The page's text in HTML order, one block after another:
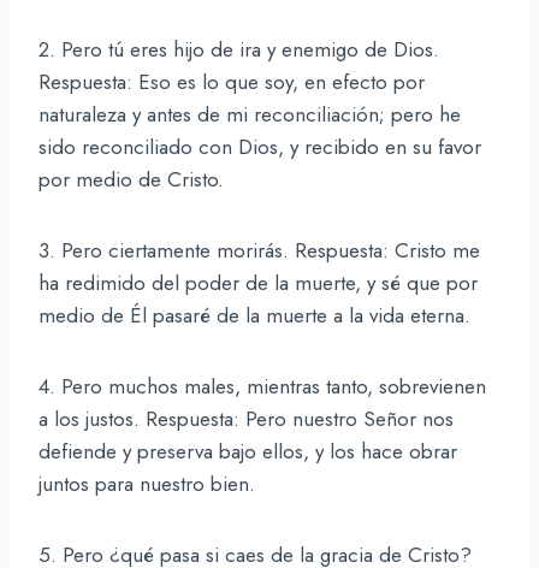
2. Pero tú eres hijo de ira y enemigo de Dios.
Respuesta: Eso es lo que soy, en efecto por
naturaleza y antes de mi reconciliación; pero he
sido reconciliado con Dios, y recibido en su favor
por medio de Cristo.
3. Pero ciertamente morirás. Respuesta: Cristo me
ha redimido del poder de la muerte, y sé que por
medio de Él pasaré de la muerte a la vida eterna.
4. Pero muchos males, mientras tanto, sobrevienen
a los justos. Respuesta: Pero nuestro Señor nos
defiende y preserva bajo ellos, y los hace obrar
juntos para nuestro bien.
5. Pero ¿qué pasa si caes de la gracia de Cristo?